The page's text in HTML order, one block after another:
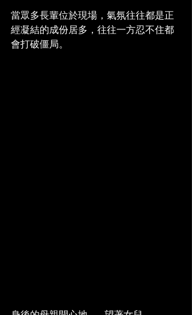
當眾多長輩位於現場，氣氛往往都是正
經凝結的成份居多，往往一方忍不住都
會打破僵局。